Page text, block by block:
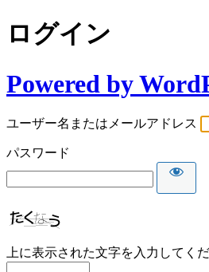
ログイン
Powered by
ユーザー名またはメールアドレス
パスワード
上に表示された文字を入力してくだ